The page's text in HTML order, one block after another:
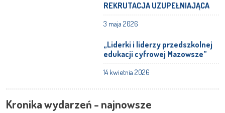
REKRUTACJA UZUPEŁNIAJĄCA
3 maja 2026
„Liderki i liderzy przedszkolnej
edukacji cyfrowej Mazowsze”
14 kwietnia 2026
Kronika wydarzeń - najnowsze